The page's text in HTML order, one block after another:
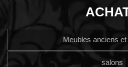
Meubles anciens
salons